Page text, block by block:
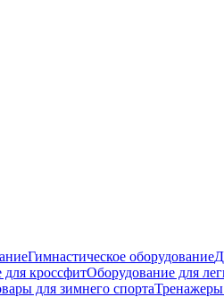
Гимнастическое оборудование
кроссфитОборудование для
для зимнего спорта